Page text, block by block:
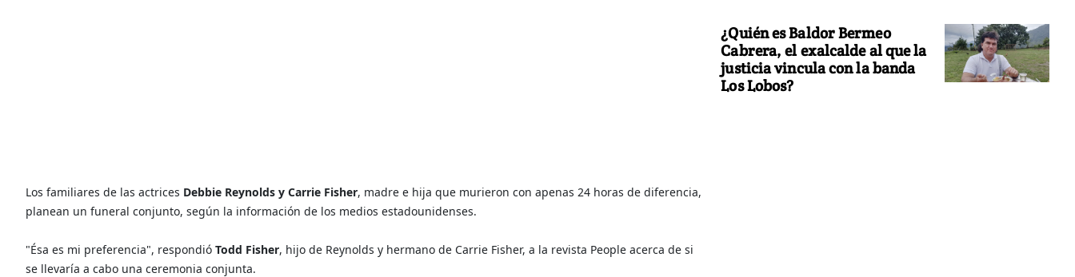
Los familiares de las actrices Debbie Reynolds y Carrie Fisher, madre e hija que murieron con apenas 24 horas de diferencia,
planean un funeral conjunto, según la información de los medios estadounidenses.
"Ésa es mi preferencia", respondió Todd Fisher, hijo de Reynolds y hermano de Carrie Fisher, a la revista People acerca de si
se llevaría a cabo una ceremonia conjunta.
¿Quién es Baldor Bermeo
Cabrera, el exalcalde al que la
justicia vincula con la banda
Los Lobos?